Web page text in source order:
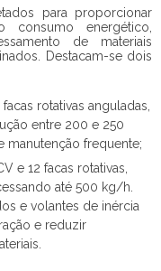
para proporcionar
consumo energético,
de materiais
Destacam-se dois
rotativas anguladas,
entre 200 e 250
manutenção frequente;
e 12 facas rotativas,
até 500 kg/h.
e volantes de inércia
e reduzir